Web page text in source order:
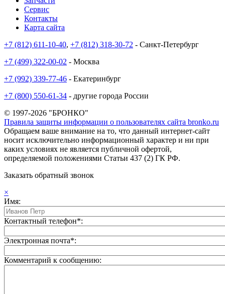
Сервис
Контакты
Карта сайта
+7 (812) 611-10-40, +7 (812) 318-30-72 - Санкт-Петербург
+7 (499) 322-00-02 - Москва
+7 (992) 339-77-46 - Екатеринбург
+7 (800) 550-61-34 - другие города России
© 1997-2026 "БРОНКО"
Правила защиты информации о пользователях сайта bronko.ru
Обращаем ваше внимание на то, что данный интернет-сайт
носит исключительно информационный характер и ни при
каких условиях не является публичной офертой,
определяемой положениями Статьи 437 (2) ГК РФ.
Заказать обратный звонок
×
Имя:
Контактный телефон*:
Электронная почта*:
Комментарий к сообщению: